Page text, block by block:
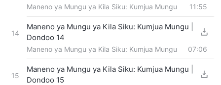
Maneno ya Mungu ya Kila Siku: Kumjua Mungu 11:55
14
Maneno ya Mungu ya Kila Siku: Kumjua Mungu |
Dondoo 14
Maneno ya Mungu ya Kila Siku: Kumjua Mungu 07:06
15
Maneno ya Mungu ya Kila Siku: Kumjua Mungu |
Dondoo 15